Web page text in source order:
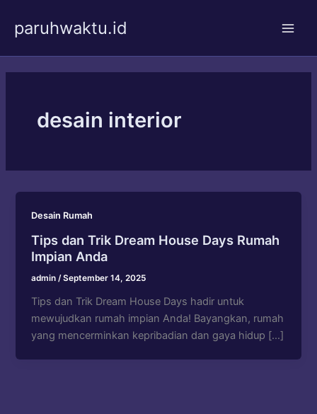
content
paruhwaktu.id
desain interior
Desain Rumah
Tips dan Trik Dream House Days Rumah
Impian Anda
admin/September 14, 2025
Tips dan Trik Dream House Days hadir untuk
mewujudkan rumah impian Anda! Bayangkan, rumah
yang mencerminkan kepribadian dan gaya hidup […]